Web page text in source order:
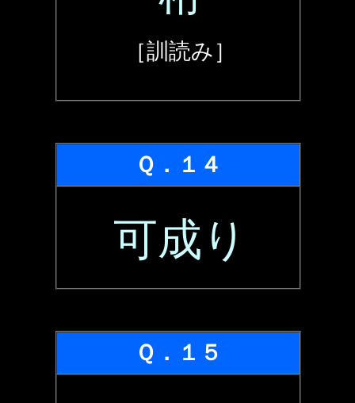
［訓読み］
Ｑ．１４
可成り
Ｑ．１５